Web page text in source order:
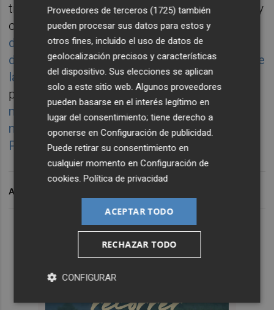
tramitación en la provincia de Castellón. Muy
cercano a este,en los términos municipales
de la Salzadella, Tírig y Sant Mateu, el yerno
de
Florentino Pérez,Jesús Martín, promueve
la instalación de 22 aerogeneradores
parques;mientras Renomar pretende invertir
más de 130 millones de euros en cinco
nuevos parques eólicos en la comarca de Els
Ports
ARCHIVADO EN
Proveedores de terceros (1725) también
pueden procesar sus datos para estos y
otros fines, incluido el uso de datos de
geolocalización precisos y características
del dispositivo. Sus elecciones se aplican
solo a este sitio web. Algunos proveedores
pueden basarse en el interés legítimo en
lugar del consentimiento; tiene derecho a
oponerse enConfiguración de publicidad.
Puede retirar su consentimiento en
cualquier momento enConfiguración de
cookies.Política de privacidad
ACEPTAR TODO
RECHAZAR TODO
CONFIGURAR